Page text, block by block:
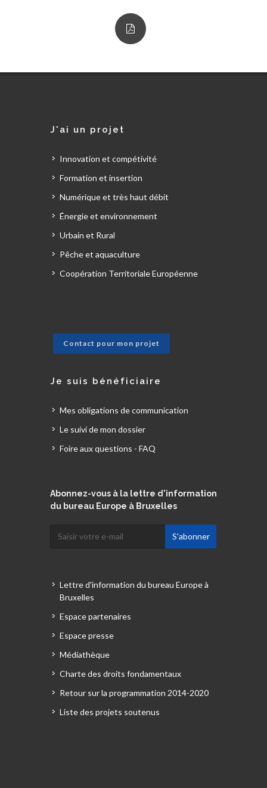
J'ai un projet
Innovation et compétivité
Formation et insertion
Numérique et très haut débit
Énergie et environnement
Urbain et Rural
Pêche et aquaculture
Coopération Territoriale Européenne
Contact pour mon projet
Je suis bénéficiaire
Mes obligations de communication
Le suivi de mon dossier
Foire aux questions - FAQ
Abonnez-vous à la lettre d'information
du bureau Europe à Bruxelles
Lettre d'information du bureau Europe à
Bruxelles
Espace partenaires
Espace presse
Médiathèque
Charte des droits fondamentaux
Retour sur la programmation 2014-2020
Liste des projets soutenus